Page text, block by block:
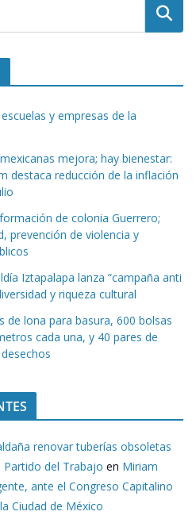
Buscar
y empresas de la
mejora; hay bienestar:
destaca reducción de la inflación
de colonia Guerrero;
prevención de violencia y
Iztapalapa lanza “campaña anti
y riqueza cultural
de lona para basura, 600 bolsas
cada una, y 40 pares de
renovar tuberías obsoletas
Partido del Trabajo en Miriam
ante el Congreso Capitalino
Ciudad de México